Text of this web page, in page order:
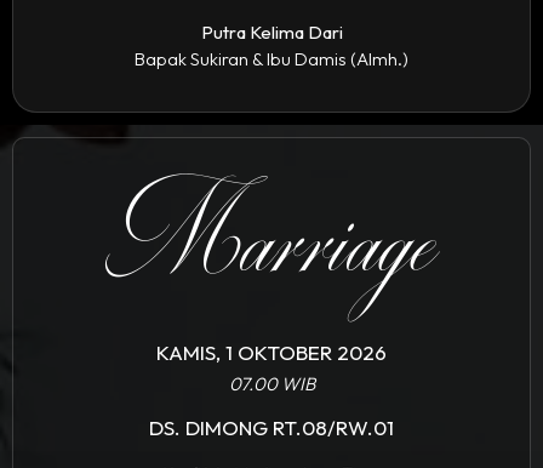
Putra Kelima Dari
Bapak Sukiran & Ibu Damis (Almh.)
Marriage
KAMIS, 1 OKTOBER 2026
07.00 WIB
DS. DIMONG RT.08/RW.01